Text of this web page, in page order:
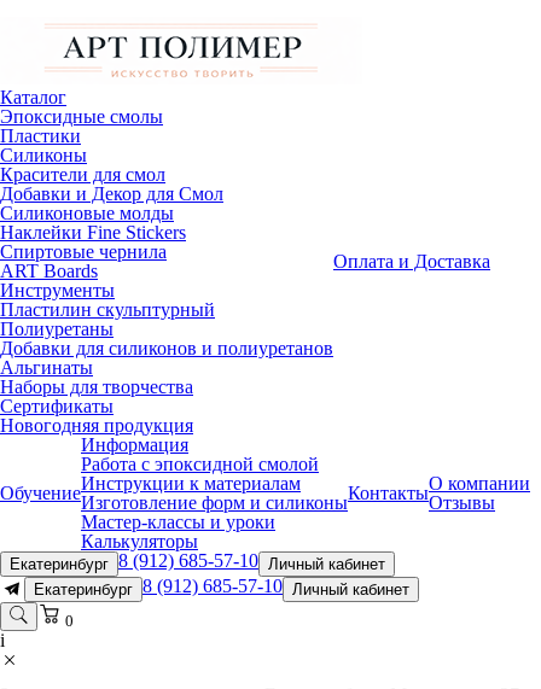
Каталог
Эпоксидные смолы
Пластики
Силиконы
Красители для смол
Добавки и Декор для Смол
Силиконовые молды
Наклейки Fine Stickers
Спиртовые чернила
ART Boards
Инструменты
Пластилин скульптурный
Полиуретаны
Добавки для силиконов и полиуретанов
Альгинаты
Наборы для творчества
Сертификаты
Новогодняя продукция
Оплата и Доставка
Обучение
Информация
Работа с эпоксидной смолой
Инструкции к материалам
Изготовление форм и силиконы
Мастер-классы и уроки
Калькуляторы
КонтактыО компании
Отзывы
Екатеринбург 8 (912) 685-57-10 Личный кабинет
Екатеринбург 8 (912) 685-57-10 Личный кабинет
0
i